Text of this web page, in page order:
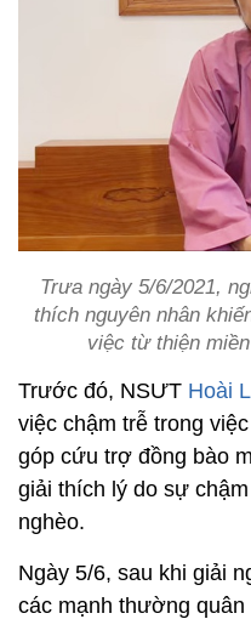
Trưa ngày 5/6/2021,
thích nguyên nhân
việc từ thiện
Trước đó, NSƯT Hoài
việc chậm trễ trong
góp cứu trợ đồng bào
giải thích lý do sự
nghèo.
Ngày 5/6, sau khi giải
các mạnh thường